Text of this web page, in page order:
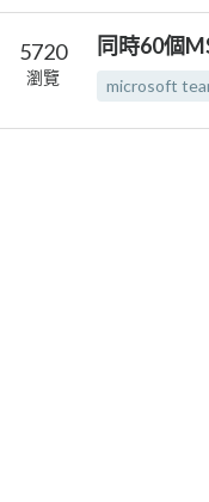
5720
瀏覽
同時60個
microsoft